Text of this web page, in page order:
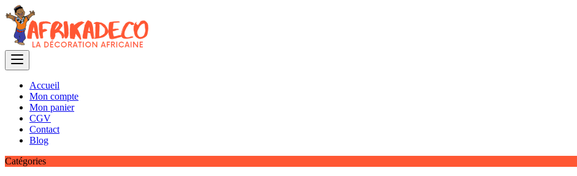
Skip
to
content
Accueil
Mon compte
Mon panier
CGV
Contact
Blog
Catégories